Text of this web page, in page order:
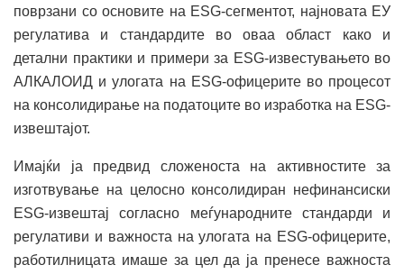
поврзани со основите на ESG-сегментот, најновата ЕУ
регулатива и стандардите во оваа област како и
детални практики и примери за ESG-известувањето во
АЛКАЛОИД и улогата на ESG-офицерите во процесот
на консолидирање на податоците во изработка на ESG-
извештајот.
Имајќи ја предвид сложеноста на активностите за
изготвување на целосно консолидиран нефинансиски
ESG-извештај согласно меѓународните стандарди и
регулативи и важноста на улогата на ESG-офицерите,
работилницата имаше за цел да ја пренесе важноста